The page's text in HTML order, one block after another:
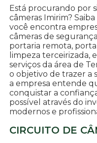
Está procurando por
câmeras Imirim?
você encontra
câmeras de
portaria remota,
limpeza terceirizada,
serviços da área de
o objetivo de trazer a
a empresa entende
conquistar a
possível através do
modernos e
CIRCUITO DE